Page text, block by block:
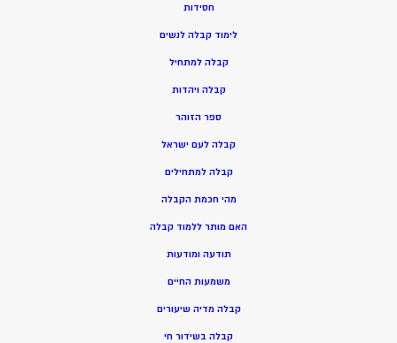
חסידות
לימוד קבלה לנשים
קבלה למתחיל
קבלה ויהדות
ספר הזוהר
קבלה לעם ישראל
קבלה למתחילים
מהי חכמת הקבלה
האם מותר ללמוד קבלה
תודעה ומודעות
משמעות החיים
קבלה מדיה שיעורים
קבלה בשידור חי